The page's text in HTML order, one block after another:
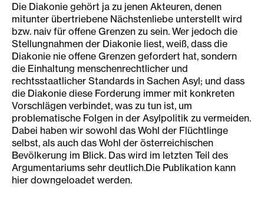
Die Diakonie gehört ja zu jenen Akteuren, denen
mitunter übertriebene Nächstenliebe unterstellt wird
bzw. naiv für offene Grenzen zu sein. Wer jedoch die
Stellungnahmen der Diakonie liest, weiß, dass die
Diakonie nie offene Grenzen gefordert hat, sondern
die Einhaltung menschenrechtlicher und
rechtsstaatlicher Standards in Sachen Asyl; und dass
die Diakonie diese Forderung immer mit konkreten
Vorschlägen verbindet, was zu tun ist, um
problematische Folgen in der Asylpolitik zu vermeiden.
Dabei haben wir sowohl das Wohl der Flüchtlinge
selbst, als auch das Wohl der österreichischen
Bevölkerung im Blick. Das wird im letzten Teil des
Argumentariums sehr deutlich.Die Publikation kann
hier downgeloadet werden.